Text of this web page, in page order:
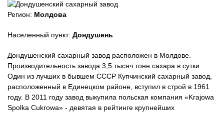
Регион: Молдова
Населенный пункт: Дондушень
Дондушенский сахарный завод расположен в Молдове.
Производительность завода 3,5 тысяч тонн сахара в сутки.
Один из лучших в бывшем СССР Купчинский сахарный завод,
расположенный в Единецком районе, вступил в строй в 1961
году. В 2011 году завод выкупила польская компания «Krajowa
Spolka Cukrowa» - девятая в рейтинге крупнейших